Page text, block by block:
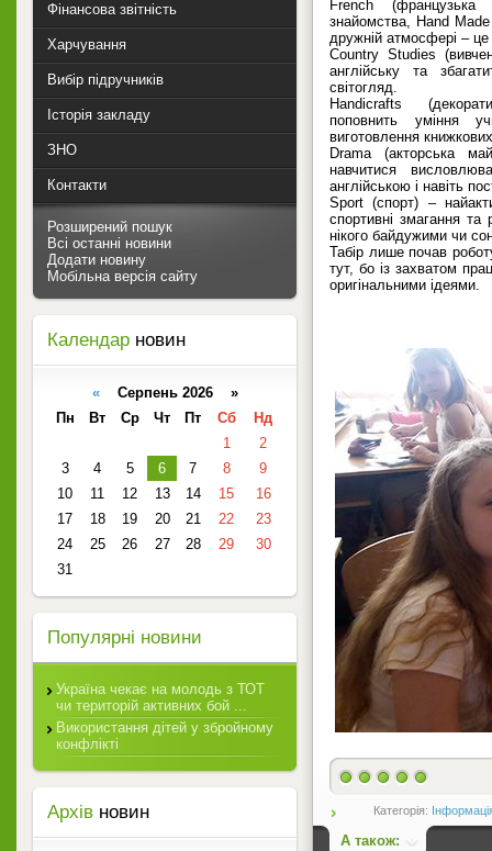
French
знайомства, Hand
дружній атмосфері –
Country Studies
англійську та
світогляд.
Handicrafts
поповнить уміння
виготовлення
Drama (акторська
навчитися
англійською і навіть
Sport (спорт) –
спортивні змагання та
нікого байдужими чи
Табір лише почав
тут, бо із захватом
оригінальними ідеями.
Категорія:
А також:
Фінансова звітність
Харчування
Вибір підручників
Історія закладу
ЗНО
Контакти
Розширений пошук
Всі останні новини
Додати новину
Мобільна версія сайту
Календар новин
«Серпень 2026 »
Пн
Вт Ср Чт Пт Сб
Нд
1
2
3
4 5 6 7 8
9
10
11 12 13 14 15
16
17
18 19 20 21 22
23
24
25 26 27 28 29
30
31
Популярні новини
Україна чекає на молодь з ТОТ
чи територій активних бой ...
Використання дітей у збройному
конфлікті
Архів новин